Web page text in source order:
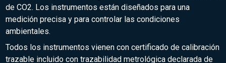
de CO2. Los instrumentos están diseñados para una
medición precisa y para controlar las condiciones
ambientales.
Todos los instrumentos vienen con certificado de calibración
trazable incluido con trazabilidad metrológica declarada de